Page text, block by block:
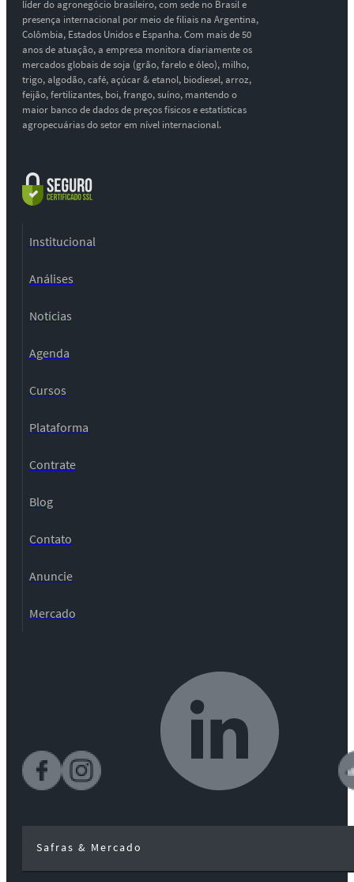
líder do agronegócio brasileiro, com sede no Brasil e
presença internacional por meio de filiais na Argentina,
Colômbia, Estados Unidos e Espanha. Com mais de 50
anos de atuação, a empresa monitora diariamente os
mercados globais de soja (grão, farelo e óleo), milho,
trigo, algodão, café, açúcar & etanol, biodiesel, arroz,
feijão, fertilizantes, boi, frango, suíno, mantendo o
maior banco de dados de preços físicos e estatísticas
agropecuárias do setor em nível internacional.
Institucional
Análises
Notícias
Agenda
Cursos
Plataforma
Contrate
Blog
Contato
Anuncie
Mercado
Safras & Mercado